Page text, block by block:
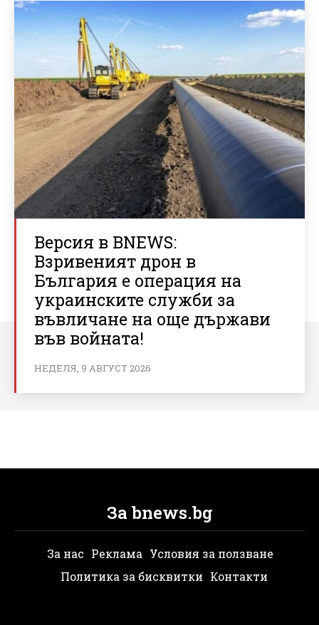
Версия в BNEWS:
Взривеният дрон в
България е операция на
украинските служби за
въвличане на още държави
във войната!
НЕДЕЛЯ, 9 АВГУСТ 2026
За bnews.bg
За нас Реклама Условия за ползване
Политика за бисквитки Контакти